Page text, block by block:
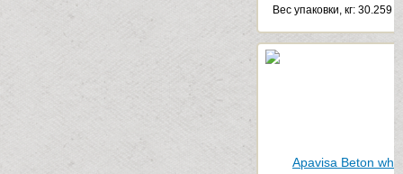
Веc упаковки, кг: 30.259